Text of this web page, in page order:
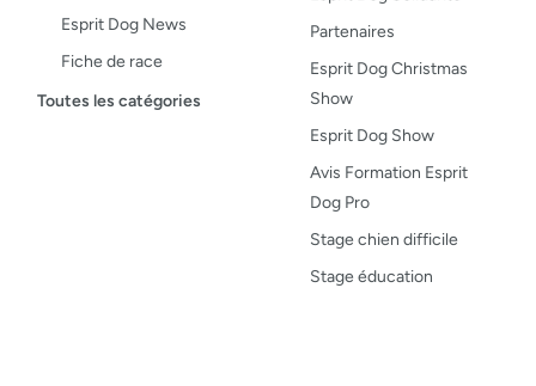
Esprit Dog News
Fiche de race
Maladies du chien
Toutes les catégories
Partenaires
Esprit Dog Christmas
Show
Esprit Dog Show
Avis Formation Esprit
Dog Pro
Stage chien difficile
Stage éducation